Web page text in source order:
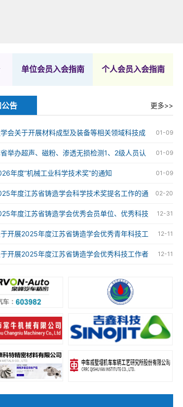
单位会员入会指南 个人会员入会指南
告 更多>>
01-09
会关于开展材料成型及装备等相关领域科技成
通知 01-09
举办超声、磁粉、渗透无损检测1、2级人员认
01-09
年度“机械工业科学技术奖”的通知
02-20
年度江苏省铸造学会科学技术奖提名工作的通
12-31
年度江苏省铸造学会优秀会员单位、优秀科技
秀青年科技工作者获奖名单 12-11
于开展2025年度江苏省铸造学会优秀青年科技工
作的通知 12-11
于开展2025年度江苏省铸造学会优秀科技工作者